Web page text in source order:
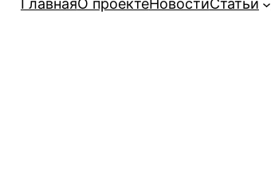
ГлавнаяО проектеНовостиСтатьи